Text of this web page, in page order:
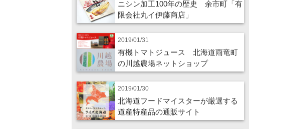
ニシン加工100年の歴史 余市町「有
限会社丸イ伊藤商店」
2019/01/31
有機トマトジュース 北海道雨竜町
の川越農場ネットショップ
2019/01/30
北海道フードマイスターが厳選する
道産特産品の通販サイト